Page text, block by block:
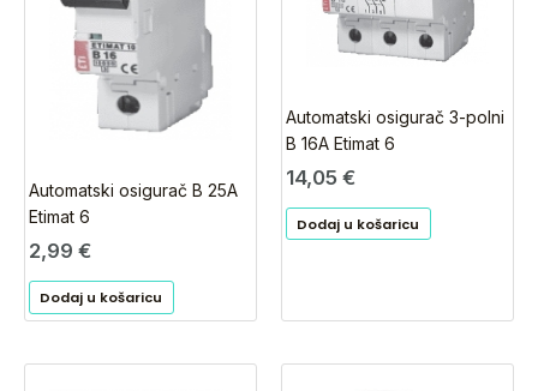
Automatski osigurač B 25A
Etimat 6
2,99 €
Dodaj u košaricu
Automatski osigurač 3-polni
B 16A Etimat 6
14,05 €
Dodaj u košaricu